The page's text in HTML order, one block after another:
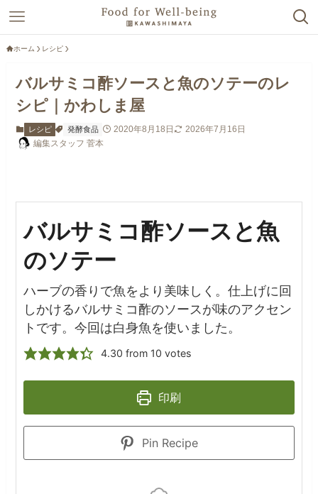
ホーム レシピ
バルサミコ酢ソースと魚のソテーのレ
シピ｜かわしま屋
レシピ 発酵食品 2020年8月18日
2026年7月16日
編集スタッフ 菅本
バルサミコ酢ソースと魚
のソテー
ハーブの香りで魚をより美味しく。仕上げに回
しかけるバルサミコ酢のソースが味のアクセン
トです。今回は白身魚を使いました。
4.30 from 10 votes
印刷
Pin Recipe